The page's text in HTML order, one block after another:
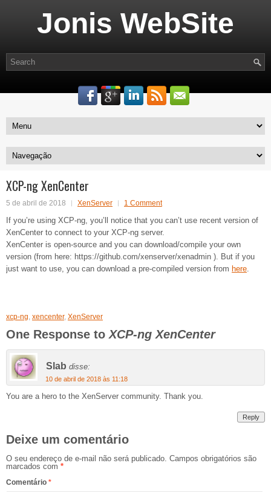
Jonis WebSite
XCP-ng XenCenter
5 de abril de 2018 XenServer 1 Comment
If you’re using XCP-ng, you’ll notice that you can’t use recent version of
XenCenter to connect to your XCP-ng server.
XenCenter is open-source and you can download/compile your own
version (from here: https://github.com/xenserver/xenadmin ). But if you
just want to use, you can download a pre-compiled version from here.
xcp-ng, xencenter, XenServer
One Response to XCP-ng XenCenter
Slab disse:
10 de abril de 2018 às 11:18
You are a hero to the XenServer community. Thank you.
Reply
Deixe um comentário
O seu endereço de e-mail não será publicado. Campos obrigatórios são
marcados com *
Comentário *